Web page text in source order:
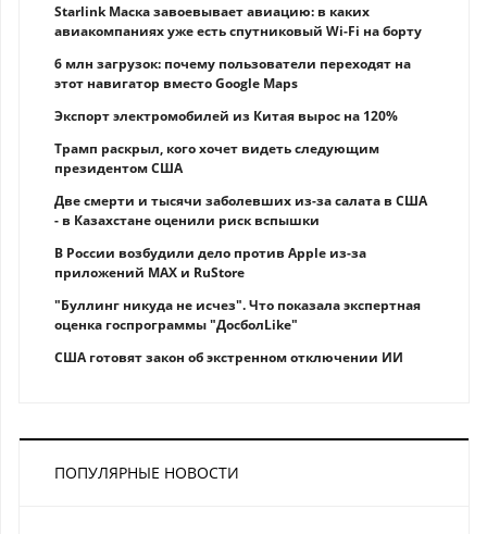
Starlink Маска завоевывает авиацию: в каких
авиакомпаниях уже есть спутниковый Wi-Fi на борту
6 млн загрузок: почему пользователи переходят на
этот навигатор вместо Google Maps
Экспорт электромобилей из Китая вырос на 120%
Трамп раскрыл, кого хочет видеть следующим
президентом США
Две смерти и тысячи заболевших из-за салата в США
- в Казахстане оценили риск вспышки
В России возбудили дело против Apple из-за
приложений MAX и RuStore
"Буллинг никуда не исчез". Что показала экспертная
оценка госпрограммы "ДосболLike"
США готовят закон об экстренном отключении ИИ
ПОПУЛЯРНЫЕ НОВОСТИ